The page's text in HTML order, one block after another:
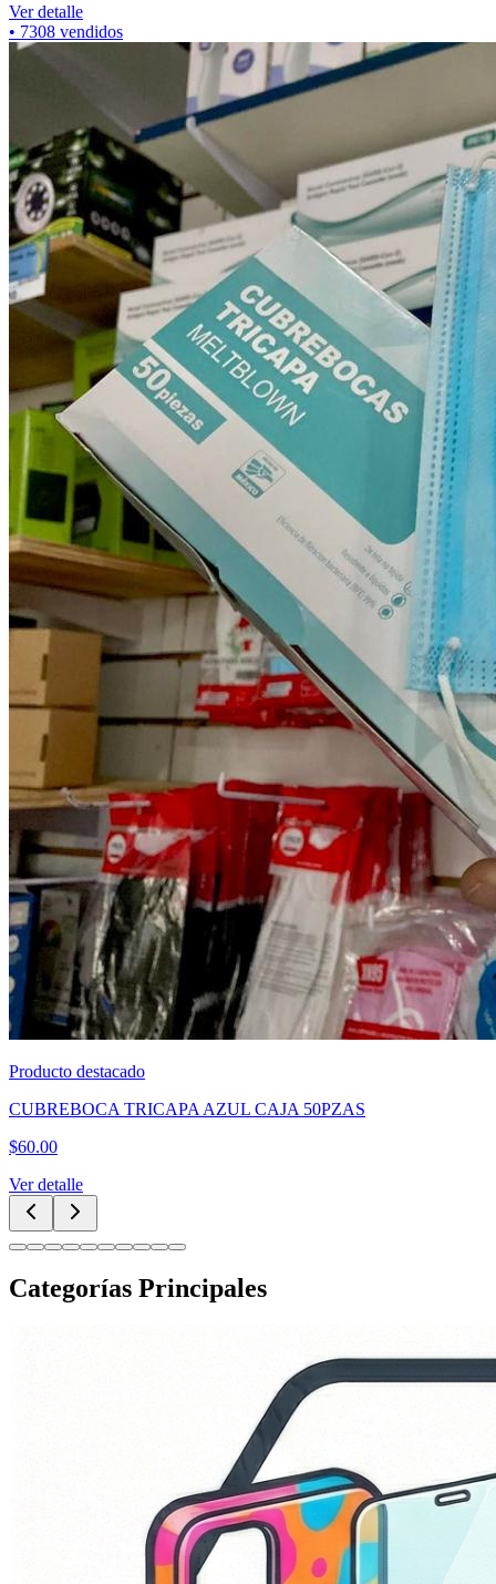
Ver detalle
• 7308 vendidos
Producto destacado
CUBREBOCA TRICAPA AZUL CAJA 50PZAS
$60.00
Ver detalle
Categorías Principales